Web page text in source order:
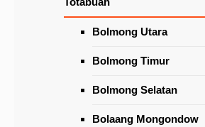
Bolmong Utara
Bolmong Timur
Bolmong Selatan
Bolaang Mongondow
di Pasar
Latest News